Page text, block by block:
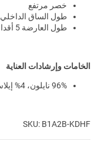
خصر مرتفع
طول الساق الداخلي 28 بوصة حسب مقاس M
طول العارضة 5 أقدام و9 بوصة وترتدي مقاس XS
الخامات وإرشادات العناية
96% نايلون، 4% إيلاستان
SKU: B1A2B-KDHF